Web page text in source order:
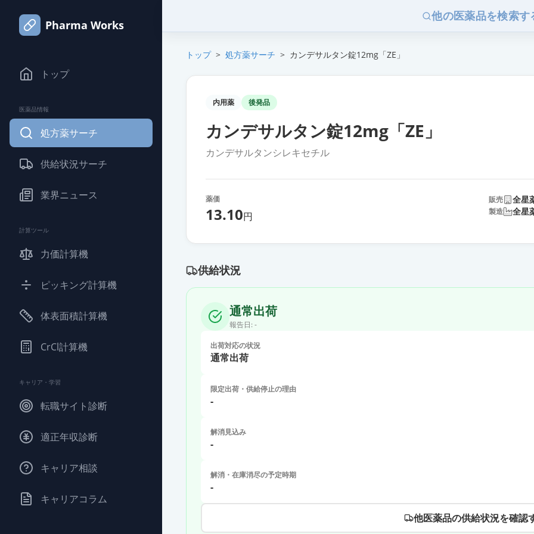
Pharma Works
トップ
医薬品情報
処方薬サーチ
供給状況サーチ
業界ニュース
計算ツール
力価計算機
ピッキング計算機
体表面積計算機
CrCl計算機
キャリア・学習
転職サイト診断
適正年収診断
キャリア相談
キャリアコラム
他の医薬品を検索す
トップ > 処方薬サーチ > カンデサルタン錠12mg「ZE」
内用薬 後発品
カンデサルタン錠12mg「ZE」
カンデサルタンシレキセチル
薬価
13.10円
販売 全星
製造 全星
供給状況
通常出荷
報告日: -
出荷対応の状況
通常出荷
限定出荷・供給停止の理由
-
解消見込み
-
解消・在庫消尽の予定時期
-
他医薬品の供給状況を確認